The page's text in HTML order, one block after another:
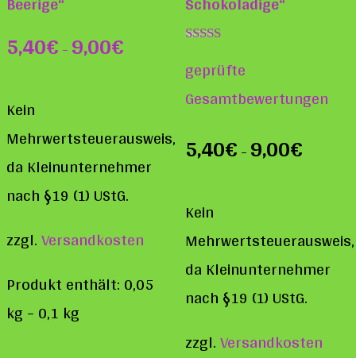
5,40€–9,00€
Kein
Mehrwertsteuerausweis,
da Kleinunternehmer
nach §19 (1) UStG.
zzgl.Versandkosten
Produkt enthält: 0,05
kg– 0,1 kg
5.00
von 5
geprüfte
Gesamtbewertungen
5,40€–9,00€
Kein
Mehrwertsteuerausweis,
da Kleinunternehmer
nach §19 (1) UStG.
zzgl.Versandkosten